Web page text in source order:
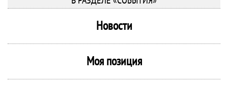
Новости
Моя позиция